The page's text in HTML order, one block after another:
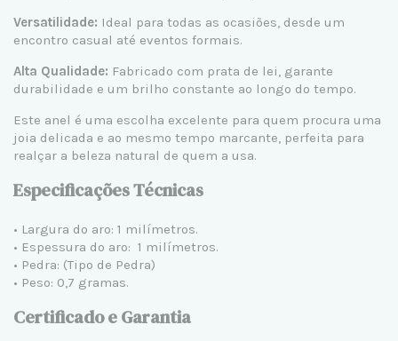
Versatilidade: Ideal para todas as ocasiões, desde um
encontro casual até eventos formais.
Alta Qualidade: Fabricado com prata de lei, garante
durabilidade e um brilho constante ao longo do tempo.
Este anel é uma escolha excelente para quem procura uma
joia delicada e ao mesmo tempo marcante, perfeita para
realçar a beleza natural de quem a usa.
Especificações Técnicas
• Largura do aro: 1 milímetros.
• Espessura do aro: 1 milímetros.
• Pedra: (Tipo de Pedra)
• Peso: 0,7 gramas.
Certificado e Garantia